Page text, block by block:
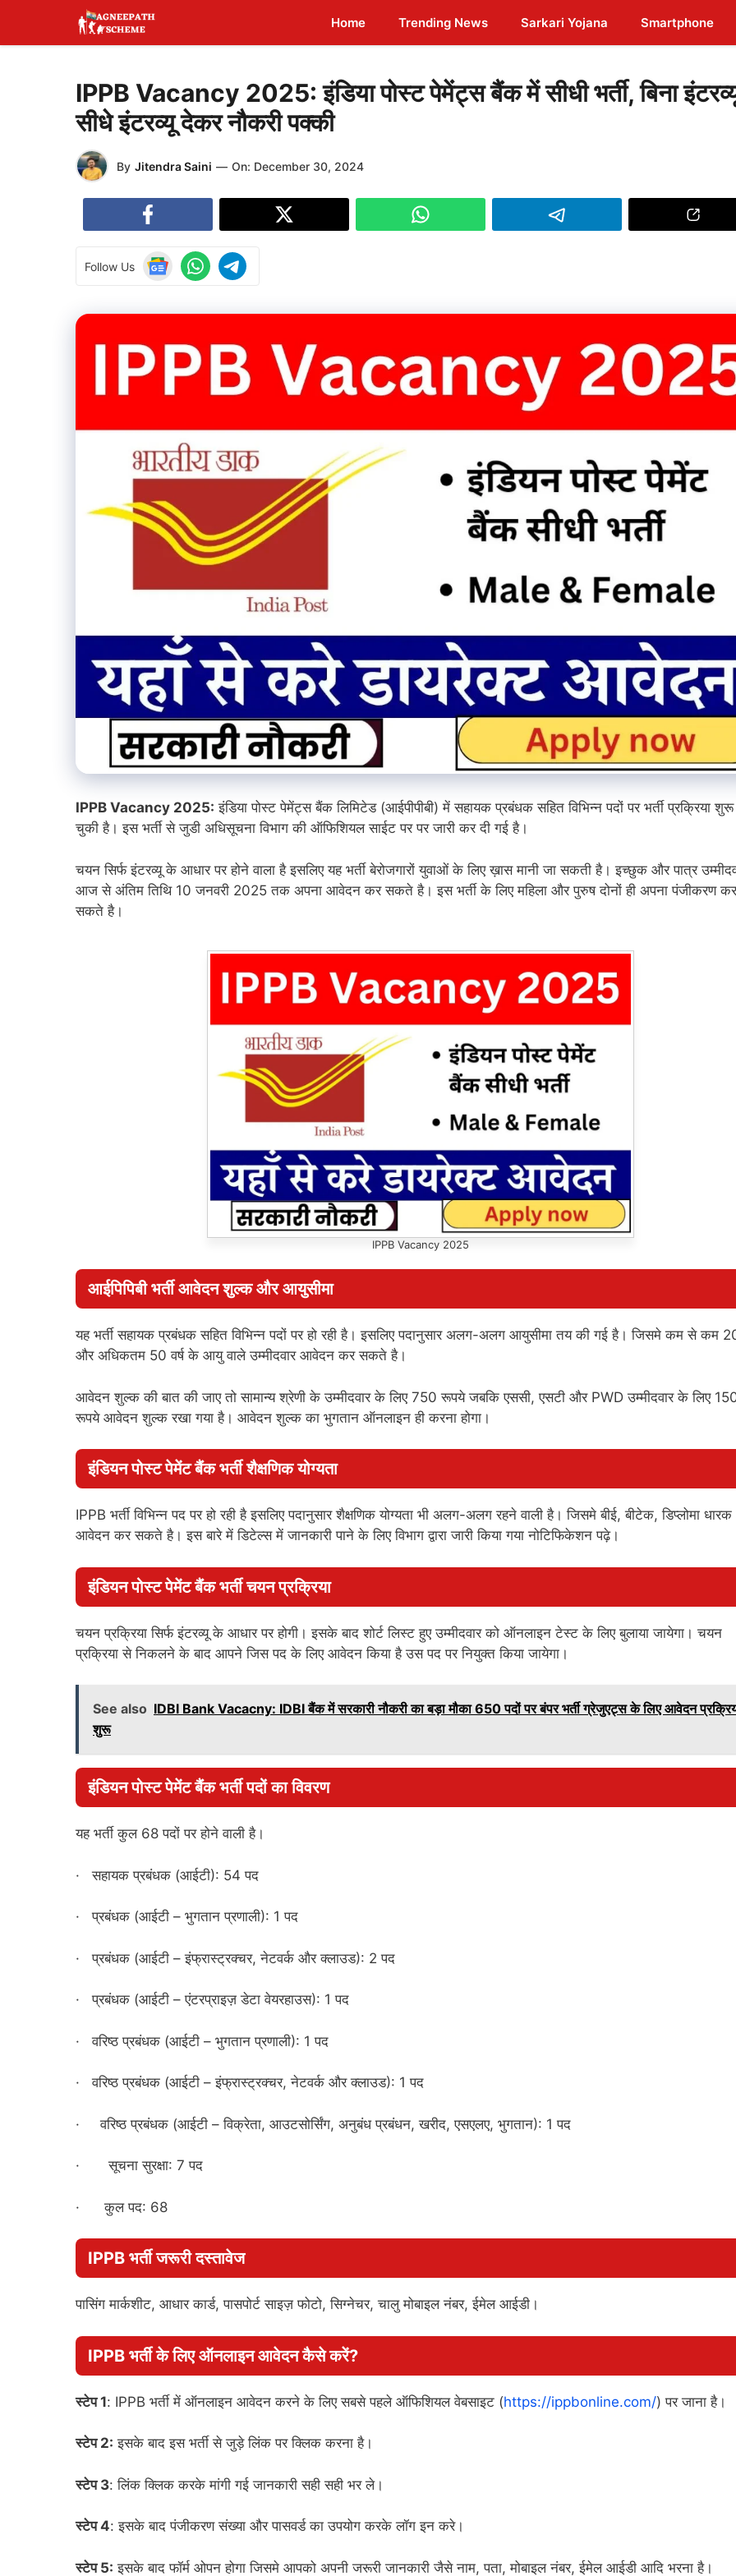
content
Home Trending News Sarkari Yojana Smartphone
IPPB Vacancy 2025: इंडिया पोस्ट पेमेंट्स बैंक में सीधी भर्ती, बिना
सीधे इंटरव्यू देकर नौकरी पक्की
By Jitendra Saini — On: December 30, 2024
Follow Us
IPPB Vacancy 2025: इंडिया पोस्ट पेमेंट्स बैंक लिमिटेड (आईपीपीबी) में सहायक प्रबंधक सहित विभिन्न पदों पर भर्ती प्रक्रिया शुरू
चुकी है। इस भर्ती से जुडी अधिसूचना विभाग की ऑफिशियल साईट पर पर जारी कर दी गई है।
चयन सिर्फ इंटरव्यू के आधार पर होने वाला है इसलिए यह भर्ती बेरोजगारों युवाओं के लिए ख़ास मानी जा सकती है। इच्छुक और पात्र
आज से अंतिम तिथि 10 जनवरी 2025 तक अपना आवेदन कर सकते है। इस भर्ती के लिए महिला और पुरुष दोनों ही अपना पंजीकरण
सकते है।
IPPB Vacancy 2025
आईपिपिबी भर्ती आवेदन शुल्क और आयुसीमा
यह भर्ती सहायक प्रबंधक सहित विभिन्न पदों पर हो रही है। इसलिए पदानुसार अलग-अलग आयुसीमा तय की गई है। जिसमे कम से कम 20
और अधिकतम 50 वर्ष के आयु वाले उम्मीदवार आवेदन कर सकते है।
आवेदन शुल्क की बात की जाए तो सामान्य श्रेणी के उम्मीदवार के लिए 750 रूपये जबकि एससी, एसटी और PWD उम्मीदवार के लिए
रूपये आवेदन शुल्क रखा गया है। आवेदन शुल्क का भुगतान ऑनलाइन ही करना होगा।
इंडियन पोस्ट पेमेंट बैंक भर्ती शैक्षणिक योग्यता
IPPB भर्ती विभिन्न पद पर हो रही है इसलिए पदानुसार शैक्षणिक योग्यता भी अलग-अलग रहने वाली है। जिसमे बीई, बीटेक, डिप्लोमा
आवेदन कर सकते है। इस बारे में डिटेल्स में जानकारी पाने के लिए विभाग द्वारा जारी किया गया नोटिफिकेशन पढ़े।
इंडियन पोस्ट पेमेंट बैंकभर्ती चयन प्रक्रिया
चयन प्रक्रिया सिर्फ इंटरव्यू के आधार पर होगी। इसके बाद शोर्ट लिस्ट हुए उम्मीदवार को ऑनलाइन टेस्ट के लिए बुलाया जायेगा। चयन
प्रक्रिया से निकलने के बाद आपने जिस पद के लिए आवेदन किया है उस पद पर नियुक्त किया जायेगा।
See also IDBI Bank Vacacny: IDBI बैंक में सरकारी नौकरी का बड़ा मौका 650 पदों पर बंपर भर्ती ग्रेजुएट्स के लिए आवेदन
शुरू
इंडियन पोस्ट पेमेंट बैंकभर्ती पदों का विवरण
यह भर्ती कुल 68 पदों पर होने वाली है।
· सहायक प्रबंधक (आईटी): 54 पद
· प्रबंधक (आईटी – भुगतान प्रणाली): 1 पद
· प्रबंधक (आईटी – इंफ्रास्ट्रक्चर, नेटवर्क और क्लाउड): 2 पद
· प्रबंधक (आईटी – एंटरप्राइज़ डेटा वेयरहाउस): 1 पद
· वरिष्ठ प्रबंधक (आईटी – भुगतान प्रणाली): 1 पद
· वरिष्ठ प्रबंधक (आईटी – इंफ्रास्ट्रक्चर, नेटवर्क और क्लाउड): 1 पद
· वरिष्ठ प्रबंधक (आईटी – विक्रेता, आउटसोर्सिंग, अनुबंध प्रबंधन, खरीद, एसएलए, भुगतान): 1 पद
· सूचना सुरक्षा: 7 पद
· कुल पद: 68
IPPB भर्ती जरूरी दस्तावेज
पासिंग मार्कशीट, आधार कार्ड, पासपोर्ट साइज़ फोटो, सिग्नेचर, चालु मोबाइल नंबर, ईमेल आईडी।
IPPB भर्ती के लिए ऑनलाइन आवेदन कैसे करें?
स्टेप 1: IPPB भर्ती में ऑनलाइन आवेदन करने के लिए सबसे पहले ऑफिशियल वेबसाइट (https://ippbonline.com/) पर जाना है।
स्टेप 2: इसके बाद इस भर्ती से जुड़े लिंक पर क्लिक करना है।
स्टेप 3: लिंक क्लिक करके मांगी गई जानकारी सही सही भर ले।
स्टेप 4: इसके बाद पंजीकरण संख्या और पासवर्ड का उपयोग करके लॉग इन करे।
स्टेप 5: इसके बाद फॉर्म ओपन होगा जिसमे आपको अपनी जरूरी जानकारी जैसे नाम, पता, मोबाइल नंबर, ईमेल आईडी आदि भरना है।